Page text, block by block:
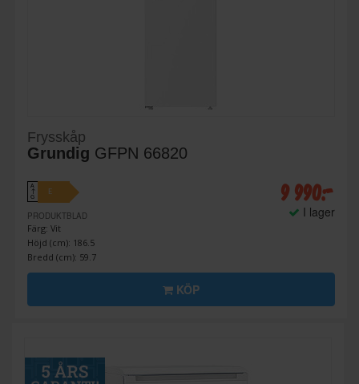
Frysskåp
Grundig GFPN 66820
A
↑
G
E
PRODUKTBLAD
Färg: Vit
Höjd (cm): 186.5
Bredd (cm): 59.7
9 990:-
I lager
KÖP